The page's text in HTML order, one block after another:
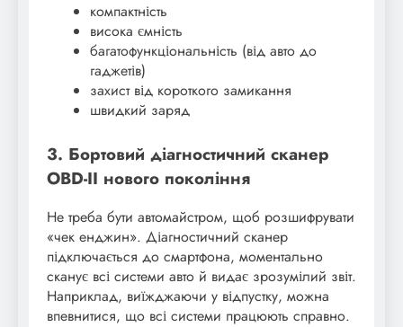
компактність
висока ємність
багатофункціональність (від авто до
гаджетів)
захист від короткого замикання
швидкий заряд
3. Бортовий діагностичний сканер
OBD-II нового покоління
Не треба бути автомайстром, щоб розшифрувати
«чек енджин». Діагностичний сканер
підключається до смартфона, моментально
сканує всі системи авто й видає зрозумілий звіт.
Наприклад, виїжджаючи у відпустку, можна
впевнитися, що всі системи працюють справно.